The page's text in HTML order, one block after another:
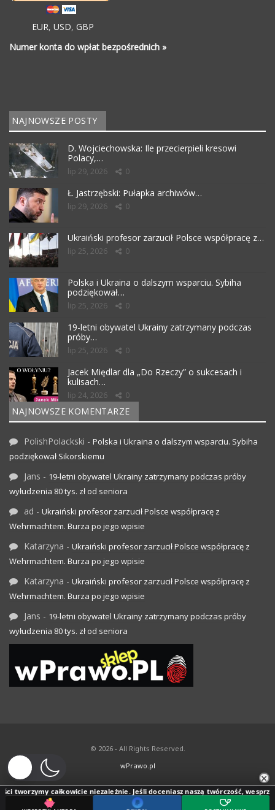
EUR, USD, GBP
Numer konta do wpłat bezpośrednich »
NAJNOWSZE POSTY
D. Wojciechowska: Ile przecierpieli kresowi
Polacy,…
lip 29, 2026 0
Ł. Jastrzębski: Pułapka archiwów…
lip 29, 2026 0
Ukraiński profesor zarzucił Polsce współpracę z…
lip 25, 2026 0
Polska i Ukraina o dalszym wsparciu. Sybiha
podziękował…
lip 25, 2026 0
19-letni obywatel Ukrainy zatrzymany podczas
próby…
lip 25, 2026 0
Jacek Międlar dla „Do Rzeczy” o sukcesach i
kulisach…
lip 24, 2026 0
NAJNOWSZE KOMENTARZE
PolishPolackski - Polska i Ukraina o dalszym wsparciu. Sybiha
podziękował Sikorskiemu
Jans - 19-letni obywatel Ukrainy zatrzymany podczas próby
wyłudzenia 80 tys. zł od seniora
ad - Ukraiński profesor zarzucił Polsce współpracę z
Wehrmachtem. Burza po jego wpisie
Katarzyna - Ukraiński profesor zarzucił Polsce współpracę z
Wehrmachtem. Burza po jego wpisie
Katarzyna - Ukraiński profesor zarzucił Polsce współpracę z
Wehrmachtem. Burza po jego wpisie
Jans - 19-letni obywatel Ukrainy zatrzymany podczas próby
wyłudzenia 80 tys. zł od seniora
© 2026 - All Rights Reserved.
wPrawo.pl
×
tworzymy całkowicie niezależnie. Jeśli doceniasz naszą twórczość, wesprzyj